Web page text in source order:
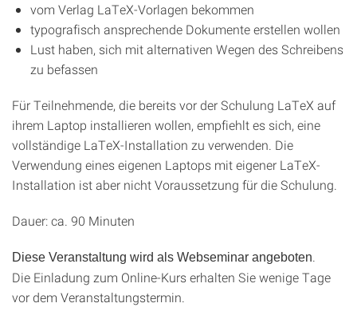
vom Verlag LaTeX-Vorlagen bekommen
typografisch ansprechende Dokumente erstellen wollen
Lust haben, sich mit alternativen Wegen des Schreibens
zu befassen
Für Teilnehmende, die bereits vor der Schulung LaTeX auf
ihrem Laptop installieren wollen, empfiehlt es sich, eine
vollständige LaTeX-Installation zu verwenden. Die
Verwendung eines eigenen Laptops mit eigener LaTeX-
Installation ist aber nicht Voraussetzung für die Schulung.
Dauer: ca. 90 Minuten
Diese Veranstaltung wird als Webseminar angeboten
Die Einladung zum Online-Kurs erhalten Sie wenige Tage
vor dem Veranstaltungstermin.